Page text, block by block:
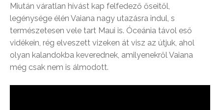
Miután váratlan hívást kap felfedező őseitől,
legénysége élén Vaiana nagy utazásra indul, s
természetesen vele tart Maui is. Óceánia távol eső
vidékein, rég elveszett vizeken át visz az útjuk, ahol
olyan kalandokba keverednek, amilyenekről Vaiana
még csak nem is álmodott.